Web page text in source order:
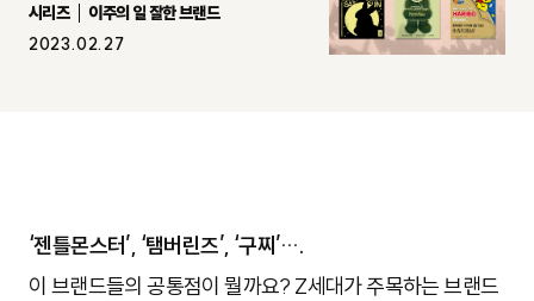
시리즈
이주의 일 잘한 브랜드
2023.02.27
‘젠틀몬스터’, ‘탬버린즈’, ‘구찌’….
이 브랜드들의 공통점이 뭘까요? Z세대가 주목하는 브랜드